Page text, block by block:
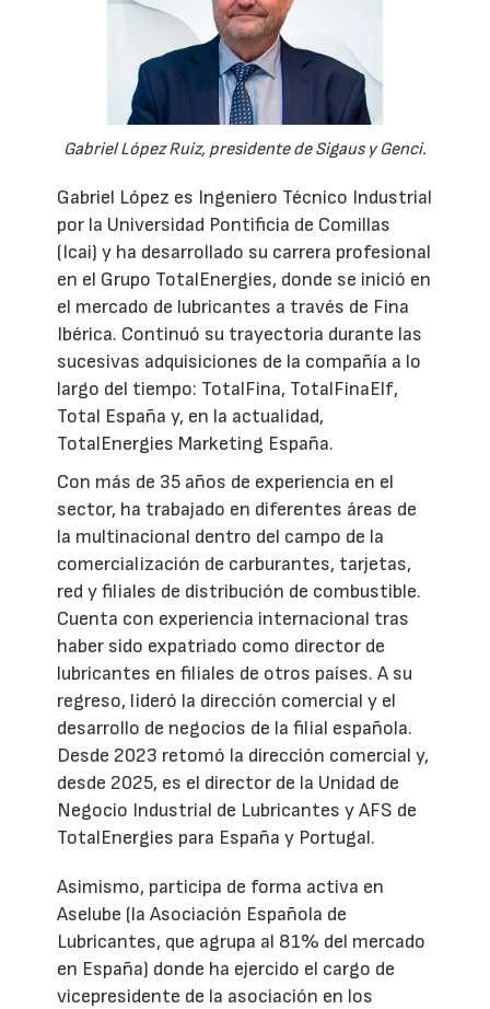
Gabriel López Ruiz, presidente de Sigaus y Genci.
Gabriel López es Ingeniero Técnico Industrial
por la Universidad Pontificia de Comillas
(Icai) y ha desarrollado su carrera profesional
en el Grupo TotalEnergies, donde se inició en
el mercado de lubricantes a través de Fina
Ibérica. Continuó su trayectoria durante las
sucesivas adquisiciones de la compañía a lo
largo del tiempo: TotalFina, TotalFinaElf,
Total España y, en la actualidad,
TotalEnergies Marketing España.
Con más de 35 años de experiencia en el
sector, ha trabajado en diferentes áreas de
la multinacional dentro del campo de la
comercialización de carburantes, tarjetas,
red y filiales de distribución de combustible.
Cuenta con experiencia internacional tras
haber sido expatriado como director de
lubricantes en filiales de otros países. A su
regreso, lideró la dirección comercial y el
desarrollo de negocios de la filial española.
Desde 2023 retomó la dirección comercial y,
desde 2025, es el director de la Unidad de
Negocio Industrial de Lubricantes y AFS de
TotalEnergies para España y Portugal.
Asimismo, participa de forma activa en
Aselube (la Asociación Española de
Lubricantes, que agrupa al 81% del mercado
en España) donde ha ejercido el cargo de
vicepresidente de la asociación en los